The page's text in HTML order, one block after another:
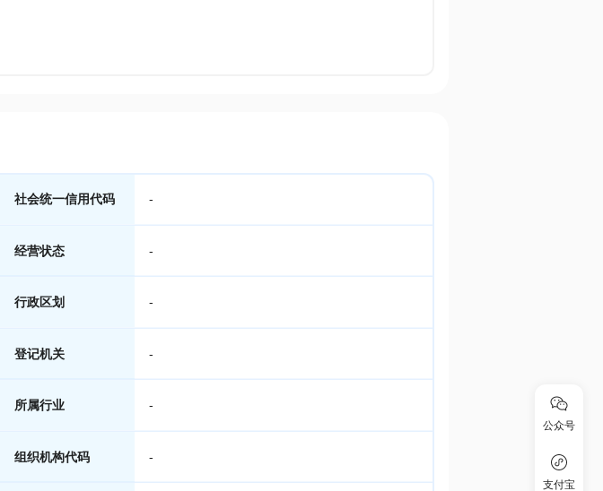
社会统一信用代码 -
经营状态 -
行政区划 -
登记机关 -
所属行业 -
组织机构代码 -
公众号
支付宝